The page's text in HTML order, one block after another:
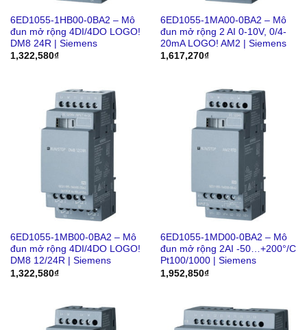
6ED1055-1HB00-0BA2 – Mô
đun mở rộng 4DI/4DO LOGO!
DM8 24R | Siemens
1,322,580₫
6ED1055-1MA00-0BA2 – Mô
đun mở rộng 2 AI 0-10V, 0/4-
20mA LOGO! AM2 | Siemens
1,617,270₫
6ED1055-1MB00-0BA2 – Mô
đun mở rộng 4DI/4DO LOGO!
DM8 12/24R | Siemens
1,322,580₫
6ED1055-1MD00-0BA2 – Mô
đun mở rộng 2AI -50…+200°/C
Pt100/1000 | Siemens
1,952,850₫